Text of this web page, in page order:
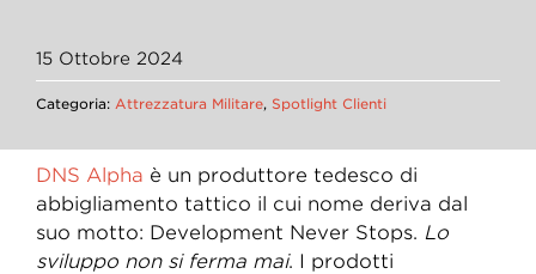
15 Ottobre 2024
Categoria: Attrezzatura Militare, Spotlight Clienti
DNS Alpha è un produttore tedesco di
abbigliamento tattico il cui nome deriva dal
suo motto: Development Never Stops. Lo
sviluppo non si ferma mai. I prodotti